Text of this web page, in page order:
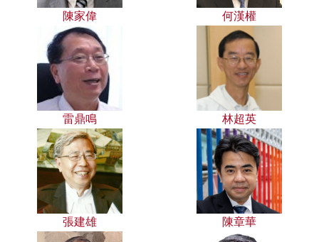
陳家偉 何漢權
雷鼎鳴 林超英
張建雄 陳章華